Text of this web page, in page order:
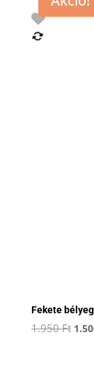
Fekete
1.950Ft